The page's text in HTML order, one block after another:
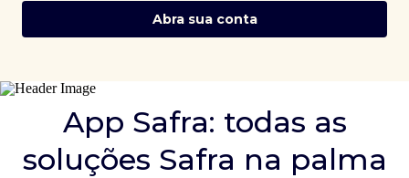
Abra sua conta
App Safra: todas as
soluções Safra na palma